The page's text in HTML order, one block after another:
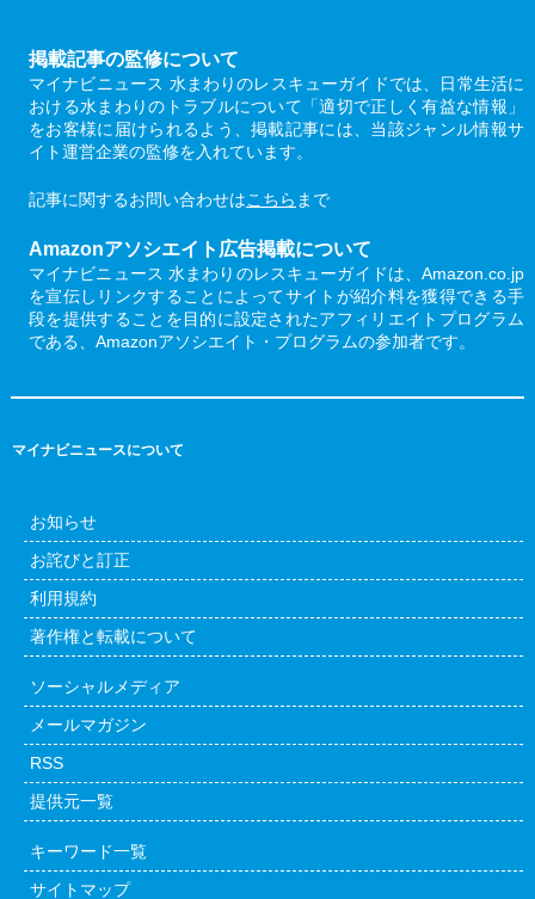
掲載記事の監修について
マイナビニュース 水まわりのレスキューガイドでは、日常生活に
おける水まわりのトラブルについて「適切で正しく有益な情報」
をお客様に届けられるよう、掲載記事には、当該ジャンル情報サ
イト運営企業の監修を入れています。
記事に関するお問い合わせはこちら まで
Amazonアソシエイト広告掲載について
マイナビニュース 水まわりのレスキューガイドは、Amazon.co.jp
を宣伝しリンクすることによってサイトが紹介料を獲得できる手
段を提供することを目的に設定されたアフィリエイトプログラム
である、Amazonアソシエイト・プログラムの参加者です。
マイナビニュースについて
お知らせ
お詫びと訂正
利用規約
著作権と転載について
ソーシャルメディア
メールマガジン
RSS
提供元一覧
キーワード一覧
サイトマップ